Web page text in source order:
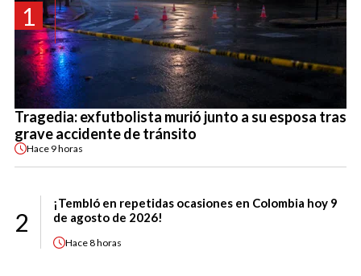
1
Tragedia: exfutbolista murió junto a su esposa tras
grave accidente de tránsito
Hace 9 horas
2
¡Tembló en repetidas ocasiones en Colombia hoy 9
de agosto de 2026!
Hace8 horas